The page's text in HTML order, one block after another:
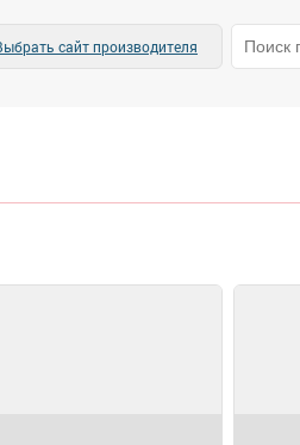
сайт производителя